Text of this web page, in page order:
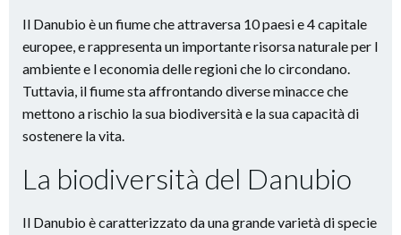
Il Danubio è un fiume che attraversa 10 paesi e 4 capitale
europee, e rappresenta un importante risorsa naturale per l
ambiente e l economia delle regioni che lo circondano.
Tuttavia, il fiume sta affrontando diverse minacce che
mettono a rischio la sua biodiversità e la sua capacità di
sostenere la vita.
La biodiversità del Danubio
Il Danubio è caratterizzato da una grande varietà di specie